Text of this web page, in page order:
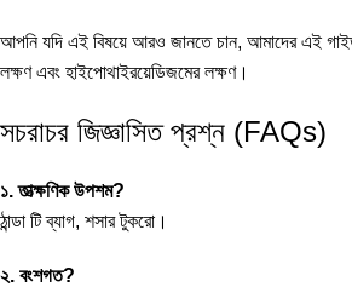
আপনি যদি এই বিষয়ে আরও জানতে চান, আমাদের এই
লক্ষণএবং হাইপোথাইরয়েডিজমের লক্ষণ।
সচরাচর জিজ্ঞাসিত প্রশ্ন (FAQs)
১. তাত্ক্ষণিক উপশম?
ঠান্ডা টি ব্যাগ, শসার টুকরো।
২. বংশগত?